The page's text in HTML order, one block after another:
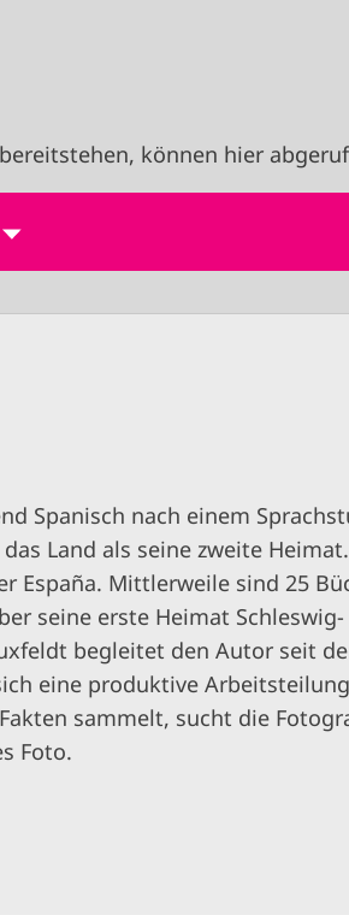
können hier
Spanisch nach einem
Land als seine zweite
España. Mittlerweile sind 25
seine erste Heimat Schleswig-
begleitet den Autor seit
eine produktive Arbeitsteilung
sammelt, sucht die
Foto.